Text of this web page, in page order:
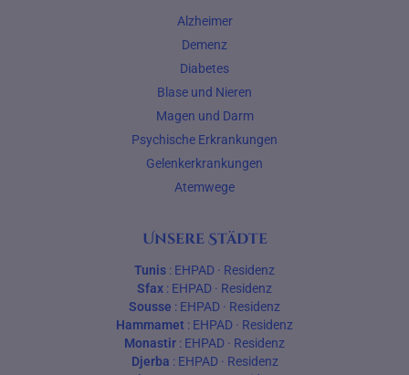
Alzheimer
Demenz
Diabetes
Blase und Nieren
Magen und Darm
Psychische Erkrankungen
Gelenkerkrankungen
Atemwege
Unsere Städte
Tunis : EHPAD · Residenz
Sfax : EHPAD · Residenz
Sousse : EHPAD · Residenz
Hammamet : EHPAD · Residenz
Monastir : EHPAD · Residenz
Djerba : EHPAD· Residenz